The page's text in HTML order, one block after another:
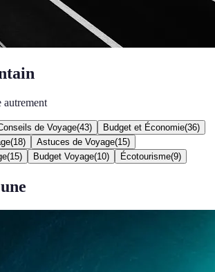
autrement
de Voyage(43) Budget et Économie(36)
(18) Astuces de Voyage(15)
(15) Budget Voyage(10) Écotourisme(9)